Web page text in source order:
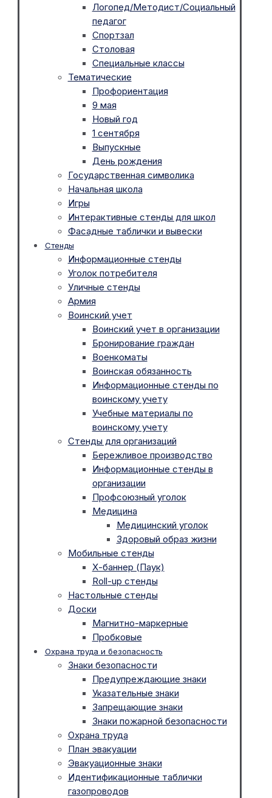
Логопед/Методист/Социальный
педагог
Спортзал
Столовая
Специальные классы
Тематические
Профориентация
9 мая
Новый год
1 сентября
Выпускные
День рождения
Государственная символика
Начальная школа
Игры
Интерактивные стенды для школ
Фасадные таблички и вывески
Стенды
Информационные стенды
Уголок потребителя
Уличные стенды
Армия
Воинский учет
Воинский учет в организации
Бронирование граждан
Военкоматы
Воинская обязанность
Информационные стенды по
воинскому учету
Учебные материалы по
воинскому учету
Стенды для организаций
Бережливое производство
Информационные стенды в
организации
Профсоюзный уголок
Медицина
Медицинский уголок
Здоровый образ жизни
Мобильные стенды
Х-баннер (Паук)
Roll-up стенды
Настольные стенды
Доски
Магнитно-маркерные
Пробковые
Охрана труда и безопасность
Знаки безопасности
Предупреждающие знаки
Указательные знаки
Запрещающие знаки
Знаки пожарной безопасности
Охрана труда
План эвакуации
Эвакуационные знаки
Идентификационные таблички
газопроводов